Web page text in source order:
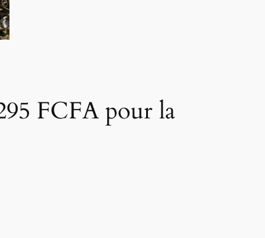
FCFA pour la